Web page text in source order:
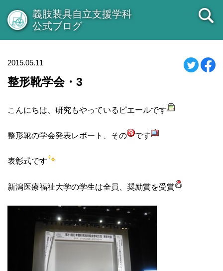
義肢装具自立支援学科
公式ブログ
2015.05.11
整形靴学会・3
こんにちは、研究もやっているピエールです
整形靴の学会発表レポート、その です
表彰式です
新潟医療福祉大学の学生は全員、奨励賞を受賞